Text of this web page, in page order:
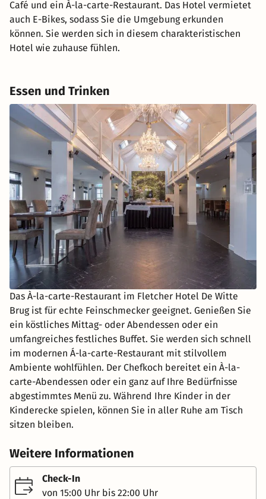
Café und ein À-la-carte-Restaurant. Das Hotel vermietet
auch E-Bikes, sodass Sie die Umgebung erkunden
können. Sie werden sich in diesem charakteristischen
Hotel wie zuhause fühlen.
Essen und Trinken
Das À-la-carte-Restaurant im Fletcher Hotel De Witte
Brug ist für echte Feinschmecker geeignet. Genießen Sie
ein köstliches Mittag- oder Abendessen oder ein
umfangreiches festliches Buffet. Sie werden sich schnell
im modernen Á-la-carte-Restaurant mit stilvollem
Ambiente wohlfühlen. Der Chefkoch bereitet ein À-la-
carte-Abendessen oder ein ganz auf Ihre Bedürfnisse
abgestimmtes Menü zu. Während Ihre Kinder in der
Kinderecke spielen, können Sie in aller Ruhe am Tisch
sitzen bleiben.
Weitere Informationen
Check-In
von 15:00 Uhr bis 22:00 Uhr